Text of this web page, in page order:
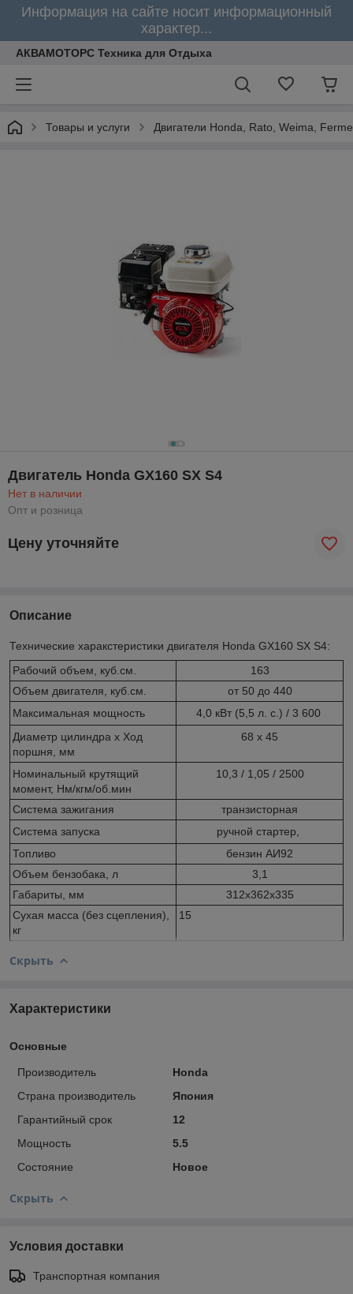
Информация на сайте носит информационный
характер...
АКВАМОТОРС Техника для Отдыха
Товары и услуги Двигатели Honda, Rato, Weima,
Двигатель Honda GX160 SX S4
Нет в наличии
Опт и розница
Цену уточняйте
Описание
Технические харакстеристики двигателя Honda GX160 SX S4:
Рабочий объем, куб.см.
163
Объем двигателя, куб.см.
от 50 до 440
Максимальная мощность
4,0 кВт (5,5 л. с.) / 3 600
Диаметр цилиндра x Ход
поршня, мм
68 х 45
Номинальный крутящий
момент, Нм/кгм/об.мин
10,3 / 1,05 / 2500
Система зажигания
транзисторная
Система запуска
ручной стартер,
Топливо
бензин АИ92
Объем бензобака, л
3,1
Габариты, мм
312х362х335
Сухая масса (без сцепления),
кг
15
Скрыть
Характеристики
Основные
Производитель
Honda
Страна производитель
Япония
Гарантийный срок
12
Мощность
5.5
Состояние
Новое
Скрыть
Условия доставки
Транспортная компания